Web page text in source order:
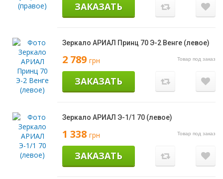
ЗАКАЗАТЬ
Зеркало АРИАЛ Принц 70 Э-2 Венге (левое)
2 789 грн Товар под заказ
ЗАКАЗАТЬ
Зеркало АРИАЛ Э-1/1 70 (левое)
1 338 грн Товар под заказ
ЗАКАЗАТЬ